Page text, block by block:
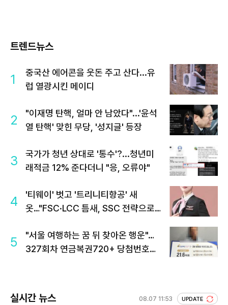
트렌드뉴스
1
중국산 에어콘을 웃돈 주고 산다...유
럽 열광시킨 메이디
2
"이재명 탄핵, 얼마 안 남았다"...'윤석
열 탄핵' 맞힌 무당, '성지글' 등장
3
국가가 청년 상대로 '통수'?...청년미
래적금 12% 준다더니 "응, 오류야"
4
'티웨이' 벗고 '트리니티항공' 새
옷…"FSC·LCC 틈새, SSC 전략으로
5
"서울 여행하는 꿈 뒤 찾아온 행운"…
327회차 연금복권720+ 당첨번호조
실시간 뉴스 08.07 11:53 UPDATE